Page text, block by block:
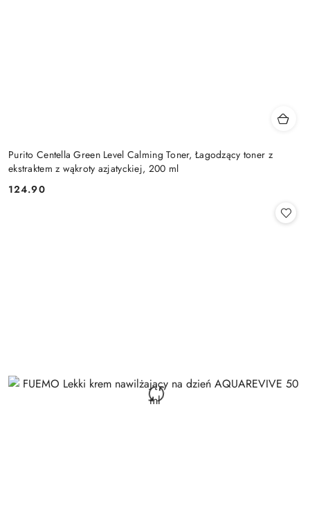
Purito Centella Green Level Calming Toner, Łagodzący toner z
ekstraktem z wąkroty azjatyckiej, 200 ml
Cena:
124.90